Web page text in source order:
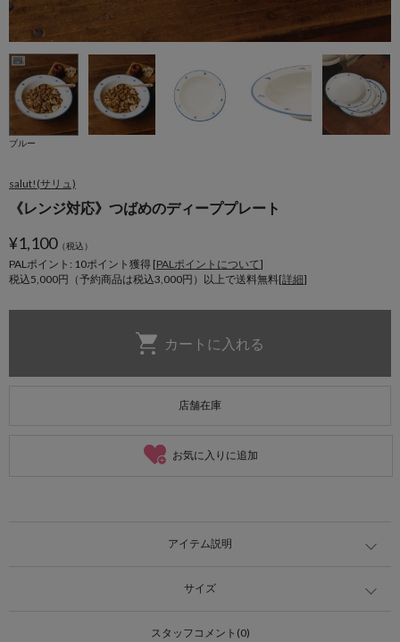
ブルー
salut!(サリュ)
《レンジ対応》つばめのディーププレート
¥1,100（税込）
PALポイント: 10ポイント獲得 [PALポイントについて]
税込5,000円（予約商品は税込3,000円）以上で送料無料[詳細]
店舗在庫
お気に入りに追加
アイテム説明
サイズ
スタッフコメント(0)